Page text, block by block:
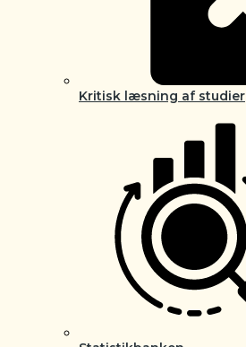
Kritisk læsning af studier